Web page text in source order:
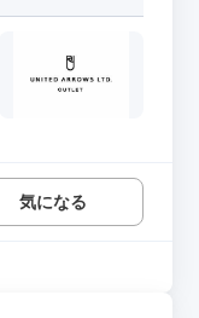
気になる